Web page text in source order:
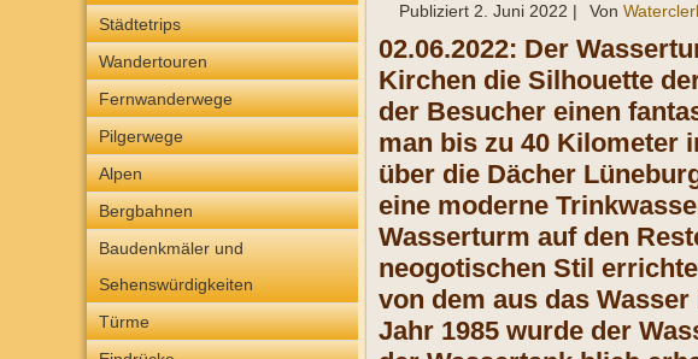
Städtetrips
Wandertouren
Fernwanderwege
Pilgerwege
Alpen
Bergbahnen
Baudenkmäler und
Sehenswürdigkeiten
Türme
Publiziert 2. Juni 2022 | Von
02.06.2022: Der
Kirchen die Silhouette
der Besucher einen
man bis zu 40 Kilometer
über die Dächer
eine moderne
Wasserturm auf den
neogotischen Stil
von dem aus das
Jahr 1985 wurde der